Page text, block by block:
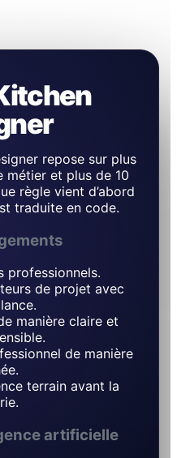
repose sur plus
métier et plus de 10
règle vient d’abord
traduite en code.
professionnels.
de projet avec
manière claire et
de manière
terrain avant la
artificielle